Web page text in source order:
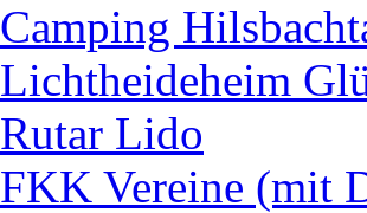
Camping
Lichtheideheim
Rutar Lido
FKK Vereine (mit